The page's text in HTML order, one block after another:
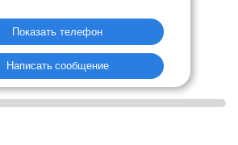
Показать телефон
Написать сообщение